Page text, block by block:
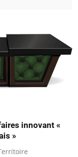
innovant «
»